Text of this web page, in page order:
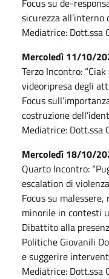
sicurezza all’interno
Mediatrice: Dott.ssa
Mercoledì 11/10/
Terzo Incontro:
videoripresa degli
Focus
costruzione
Mediatrice: Dott.ssa
Mercoledì 18/10/
Quarto Incontro:
escalation di
Focus su
minorile in contesti
Dibattito alla
Politiche Giovanili
e suggerire
Mediatrice: Dott.ssa